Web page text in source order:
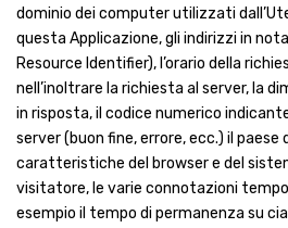
dominio dei computer utilizzati
questa Applicazione, gli indirizzi in
Resource Identifier), l’orario della
nell’inoltrare la richiesta al server, la
in risposta, il codice numerico
server (buon fine, errore, ecc.) il paese
caratteristiche del browser e del
visitatore, le varie connotazioni
esempio il tempo di permanenza su